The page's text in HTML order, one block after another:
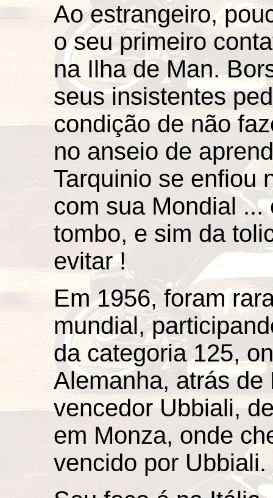
Ao estrangeiro,
o seu primeiro
na Ilha de Man.
seus insistentes
condição de não
no anseio de
Tarquinio se enfiou
com sua Mondial
tombo, e sim da
evitar !
Em 1956, foram
mundial,
da categoria 125,
Alemanha, atrás
vencedor Ubbiali,
em Monza, onde
vencido por Ubbiali.